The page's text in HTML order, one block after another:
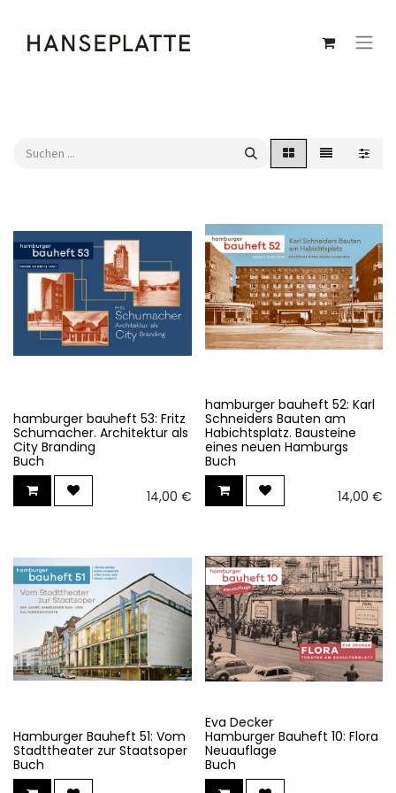
hamburger bauheft 53: Fritz
Schumacher. Architektur als
City Branding
Buch
14,00 €
hamburger bauheft 52: Karl
Schneiders Bauten am
Habichtsplatz. Bausteine
eines neuen Hamburgs
Buch
14,00 €
Hamburger Bauheft 51: Vom
Stadttheater zur Staatsoper
Buch
Eva Decker
Hamburger Bauheft 10: Flora
Neuauflage
Buch